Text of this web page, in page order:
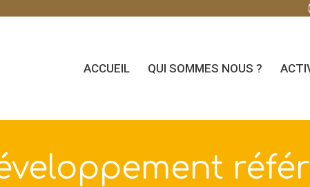
ACCUEIL QUI SOMMES NOUS ?